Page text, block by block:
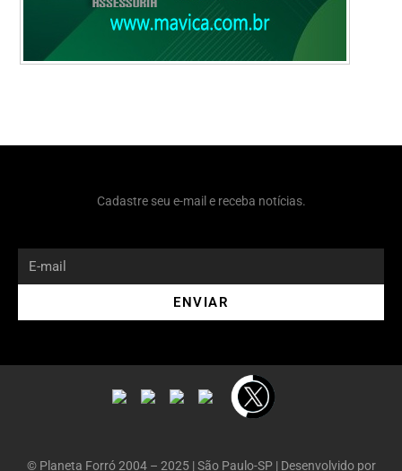
Cadastre seu e-mail e receba notícias.
ENVIAR
© Planeta Forró 2004 – 2025 | São Paulo-SP | Desenvolvido por